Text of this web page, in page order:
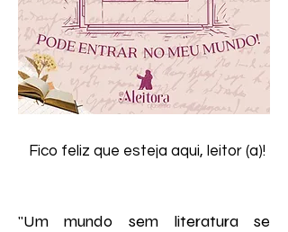
"Um mundo sem literatura se
Fico feliz que esteja aqui, leitor (a)!